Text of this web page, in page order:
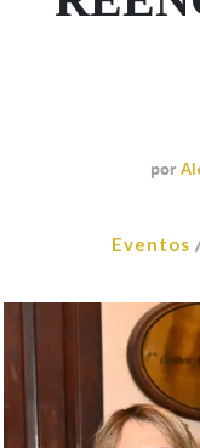
por
Eventos